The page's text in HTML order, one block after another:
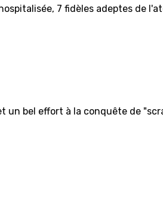
7 fidèles adeptes de
bel effort à la conquête de